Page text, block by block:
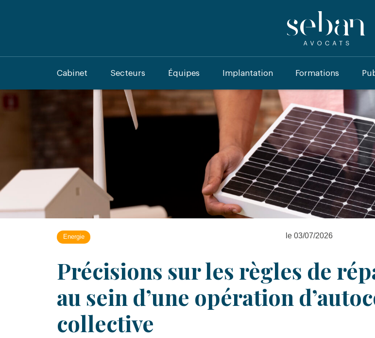
Cabinet Secteurs Équipes Implantation Formations
Energie le 03/07/2026
Précisions sur les règles de
au sein d’une opération
collective